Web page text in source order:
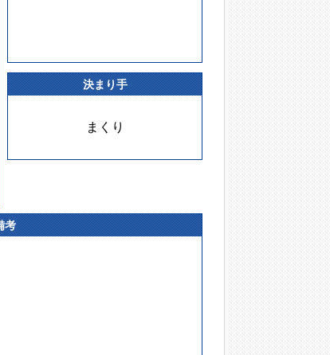
決まり手
まくり
考